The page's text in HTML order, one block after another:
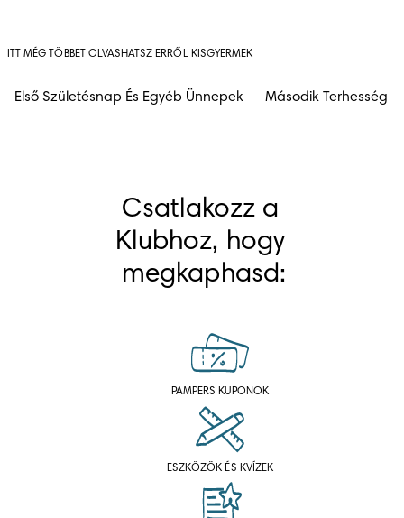
ITT MÉG TÖBBET OLVASHATSZ ERRŐL KISGYERMEK
Első Születésnap És Egyéb Ünnepek Második Terhesség
Csatlakozz a
Klubhoz, hogy
megkaphasd:
PAMPERS KUPONOK
ESZKÖZÖK ÉS KVÍZEK